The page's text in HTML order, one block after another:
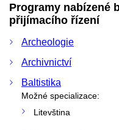
Programy nabízené
přijímacího řízení
Archeologie
Archivnictví
Baltistika
Možné specializace:
Litevština